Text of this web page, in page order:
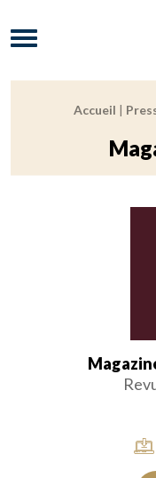
Menu
Fil d'Ariane :Accueil |